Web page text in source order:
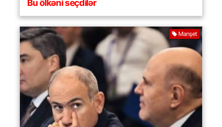
Bu ölkəni seçdilər
Manşet